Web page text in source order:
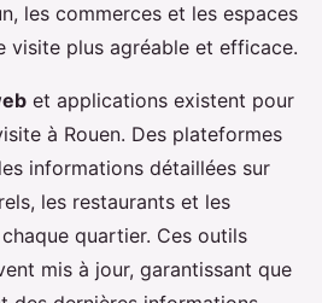
les commerces et les espaces
visite plus agréable et efficace.
et applications existent pour
à Rouen. Des plateformes
informations détaillées sur
les restaurants et les
quartier. Ces outils
mis à jour, garantissant que